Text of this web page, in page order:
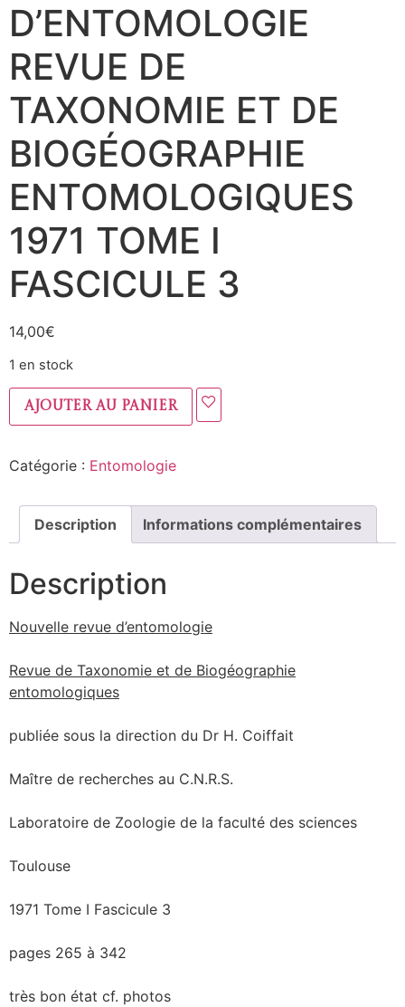
D’ENTOMOLOGIE
REVUE DE
TAXONOMIE ET DE
BIOGÉOGRAPHIE
ENTOMOLOGIQUES
1971 TOME I
FASCICULE 3
14,00€
1 en stock
Ajouter au panier
Catégorie : Entomologie
Description Informations complémentaires
Description
Nouvelle revue d’entomologie
Revue de Taxonomie et de Biogéographie
entomologiques
publiée sous la direction du Dr H. Coiffait
Maître de recherches au C.N.R.S.
Laboratoire de Zoologie de la faculté des sciences
Toulouse
1971 Tome I Fascicule 3
pages 265 à 342
très bon état cf. photos